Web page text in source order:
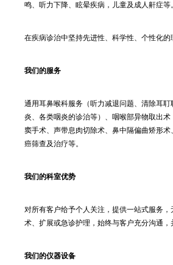
鸣、听力下降、眩晕疾病，儿童及成人鼾症等。
在疾病诊治中坚持先进性、科学性、个性化的
我们的服务
通用耳鼻喉科服务（听力减退问题、清除耳
炎、各类咽炎的诊治等）、咽喉部异物取出
窦手术、声带息肉切除术、鼻中隔偏曲矫形术
癌筛查及治疗等。
我们的科室优势
对所有客户给予个人关注，提供一站式服务
术、扩展或急诊护理，始终与客户充分沟通，
我们的仪器设备